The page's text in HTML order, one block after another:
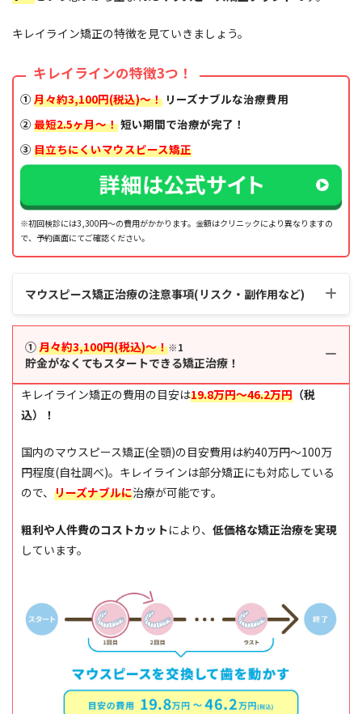
キレイライン矯正の特徴を見ていきましょう。
キレイラインの特徴3つ！
①月々約3,100円(税込)～！ リーズナブルな治療費用
②最短2.5ヶ月〜！短い期間で治療が完了！
③目立ちにくいマウスピース矯正
※初回検診には3,300円～の費用がかかります。金額はクリニックにより異なりますの
で、予約画面にてご確認ください。
マウスピース矯正治療の注意事項(リスク・副作用など)
①月々約3,100円(税込)～！※1
貯金がなくてもスタートできる矯正治療！
キレイライン矯正の費用の目安は19.8万円～46.2万円 （税
込）！
国内のマウスピース矯正(全顎)の目安費用は約40万円～100万
円程度(自社調べ)。キレイラインは部分矯正にも対応している
ので、 リーズナブルに治療が可能です。
粗利や人件費のコストカットにより、 低価格な矯正治療を実現
しています。